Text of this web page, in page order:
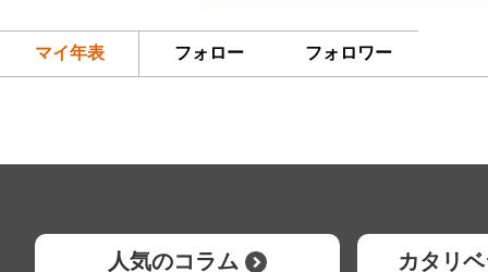
マイ年表 フォロー フォロワー
人気のコラム カタリ